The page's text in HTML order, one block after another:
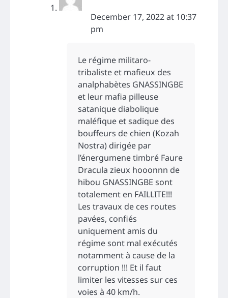
December 17, 2022 at 10:37
pm
Le régime militaro-
tribaliste et mafieux des
analphabètes GNASSINGBE
et leur mafia pilleuse
satanique diabolique
maléfique et sadique des
bouffeurs de chien (Kozah
Nostra) dirigée par
l’énergumene timbré Faure
Dracula zieux hooonnn de
hibou GNASSINGBE sont
totalement en FAILLITE!!!
Les travaux de ces routes
pavées, confiés
uniquement amis du
régime sont mal exécutés
notamment à cause de la
corruption !!! Et il faut
limiter les vitesses sur ces
voies à 40 km/h.